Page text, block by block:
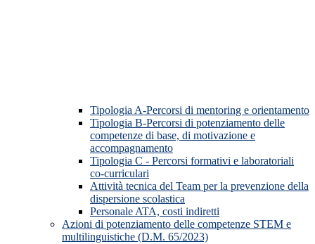
Tipologia A-Percorsi di mentoring e orientamento
Tipologia B-Percorsi di potenziamento delle
competenze di base, di motivazione e
accompagnamento
Tipologia C - Percorsi formativi e laboratoriali
co-curriculari
Attività tecnica del Team per la prevenzione della
dispersione scolastica
Personale ATA, costi indiretti
Azioni di potenziamento delle competenze STEM e
multilinguistiche (D.M. 65/2023)